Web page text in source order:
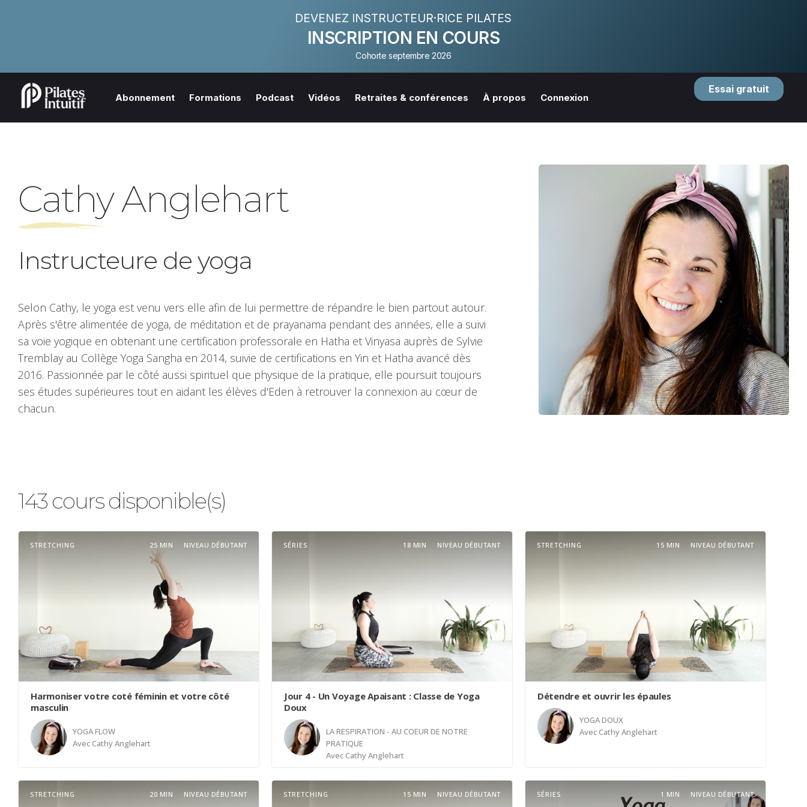
DEVENEZ INSTRUCTEUR·RICE PILATES
INSCRIPTION EN COURS
Cohorte septembre 2026
Abonnement Formations Podcast Vidéos Retraites & conférences À propos Connexion
Essai gratuit
Cathy Anglehart
Instructeure de yoga
Selon Cathy, le yoga est venu vers elle afin de lui permettre de répandre le bien partout autour.
Après s'être alimentée de yoga, de méditation et de prayanama pendant des années, elle a suivi
sa voie yogique en obtenant une certification professorale en Hatha et Vinyasa auprès de Sylvie
Tremblay au Collège Yoga Sangha en 2014, suivie de certifications en Yin et Hatha avancé dès
2016. Passionnée par le côté aussi spirituel que physique de la pratique, elle poursuit toujours
ses études supérieures tout en aidant les élèves d'Eden à retrouver la connexion au cœur de
chacun.
143 cours disponible(s)
STRETCHING 25 MIN NIVEAU DÉBUTANT
Harmoniser votre coté féminin et votre côté
masculin
YOGA FLOW
AvecCathy Anglehart
Connaissez-vous la signification du mot "Hatha"?
SÉRIES 18 MIN NIVEAU DÉBUTANT
Jour 4 - Un Voyage Apaisant : Classe de Yoga
Doux
LA RESPIRATION - AU COEUR DE NOTRE
PRATIQUE
AvecCathy Anglehart
STRETCHING 15 MIN NIVEAU DÉBUTANT
Détendre et ouvrir les épaules
YOGA DOUX
AvecCathy Anglehart
Une classe de yoga doux qui aura un effet de
légèreté au niveau des épaules. La souplesse, la
STRETCHING 20 MIN NIVEAU DÉBUTANT STRETCHING 15 MIN NIVEAU DÉBUTANT SÉRIES 1 MIN NIVEAU DÉBUTANT